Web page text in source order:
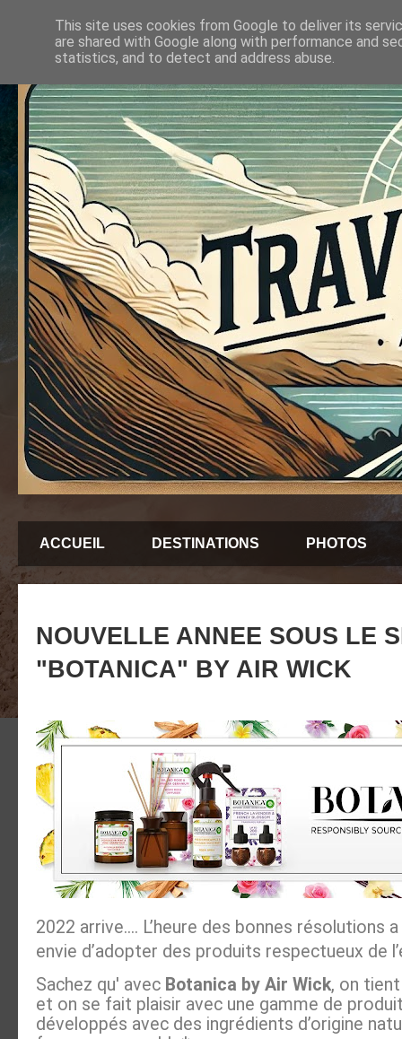
ACCUEIL DESTINATIONS PHOTOS
NOUVELLE ANNEE SOUS LE
"BOTANICA" BY AIR WICK
2022 arrive.... L’heure des bonnes résolutions
envie d’adopter des produits respectueux de
Sachez qu' avec Botanica by Air Wick, on
et on se fait plaisir avec une gamme de
développés avec des ingrédients d’origine
This site uses cookies from Google to deliver its
are shared with Google along with performance and
statistics, and to detect and address abuse.